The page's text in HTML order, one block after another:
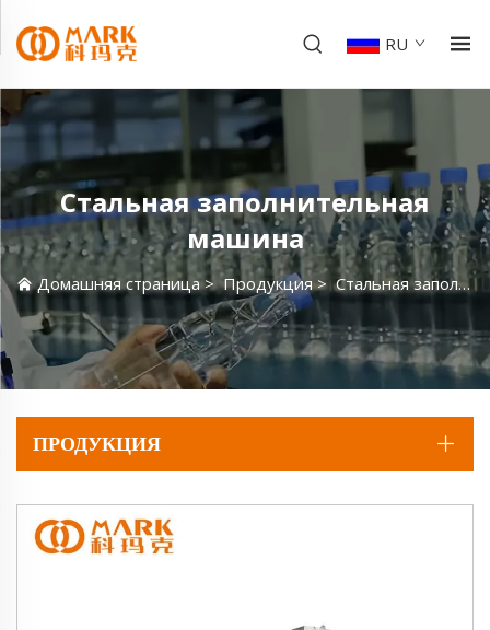
RU
Стальная заполнительная
машина
Домашняя страница >Продукция >Стальная заполнительная машина
ПРОДУКЦИЯ